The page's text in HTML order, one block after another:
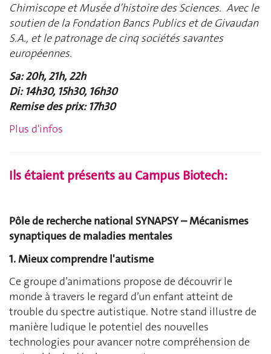
Chimiscope et Musée d’histoire des Sciences. Avec le
soutien de la Fondation Bancs Publics et de Givaudan
S.A., et le patronage de cinq sociétés savantes
européennes.
Sa: 20h, 21h, 22h
Di: 14h30, 15h30, 16h30
Remise des prix: 17h30
Plus d'infos
Ils étaient présents au Campus Biotech:
Pôle de recherche national SYNAPSY – Mécanismes
synaptiques de maladies mentales
1. Mieux comprendre l'autisme
Ce groupe d’animations propose de découvrir le
monde à travers le regard d’un enfant atteint de
trouble du spectre autistique. Notre stand illustre de
manière ludique le potentiel des nouvelles
technologies pour avancer notre compréhension de